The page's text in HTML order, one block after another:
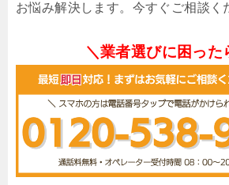
お悩み解決します。今すぐご相談く
＼業者選びに困っ